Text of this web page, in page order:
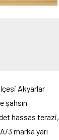
Akyarlar
şahsın
hassas terazi,
3 marka yarı